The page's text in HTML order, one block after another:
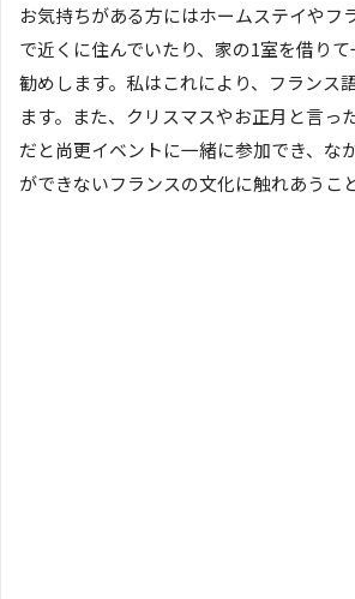
お気持ちがある方にはホームステイやフ
で近くに住んでいたり、家の1室を借り
勧めします。私はこれにより、フランス
ます。また、クリスマスやお正月と言っ
だと尚更イベントに一緒に参加でき、な
ができないフランスの文化に触れあうこ